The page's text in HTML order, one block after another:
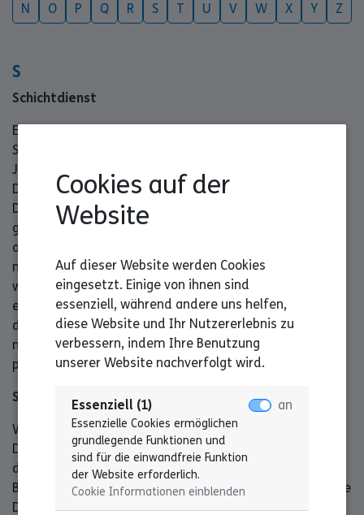
N
O P Q R S T U V W X Y Z
S
Schichtdienst
Es ist möglich, dass man als Freiwillige*r im
Schichtdienst eingesetzt wird. Bei Freiwilligen unter 18
Jahren ist das Jugendarbeitsschutzgesetz zu beachten.
Der Freiwilligendienst ist ein freiwilliger, unentgeltlicher
Dienst. Deshalb darfst Du Deine Freizeitwünsche
gegenüber Deiner Einsatzstelle äußern, wenn Du bspw.
an Vereinsaktivitäten oder Familienfeiern teilnehmen
möchtest. Es sollte eine gemeinsame Lösung gefunden
werden. Das Arbeiten in Nachtdiensten ist nicht
erlaubt. In besonderen Fällen und nach Absprache mit
dem Träger (Landesverband der Lebenshilfe) ist es
möglich, Nachtschichten zu machen, aber nur nach
persönlicher Vereinbarung.
Schweigepflicht
Wie für alle Mitarbeitenden einer Einrichtung, hast auch
Du als Freiwillige*r die Schweigepflicht zu beachten. Du
darfst keine persönlichen Daten und Informationen der
Betreuten nach außen tragen, auch nicht nach dem Ende
Deines Freiwilligendienstes. Die Einsatzstelle ist dazu
Cookies auf der
Website
Auf dieser Website werden Cookies
eingesetzt. Einige von ihnen sind
essenziell, während andere uns helfen,
diese Website und Ihr Nutzererlebnis zu
verbessern, indem Ihre Benutzung
unserer Website nachverfolgt wird.
Essenziell (1)
Essenzielle Cookies ermöglichen
grundlegende Funktionen und
sind für die einwandfreie Funktion
der Website erforderlich.
Cookie Informationen einblenden
an